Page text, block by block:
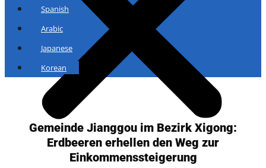
Spanish
Arabic
Japanese
Korean
Gemeinde Jianggou im Bezirk Xigong:
Erdbeeren erhellen den Weg zur
Einkommenssteigerung